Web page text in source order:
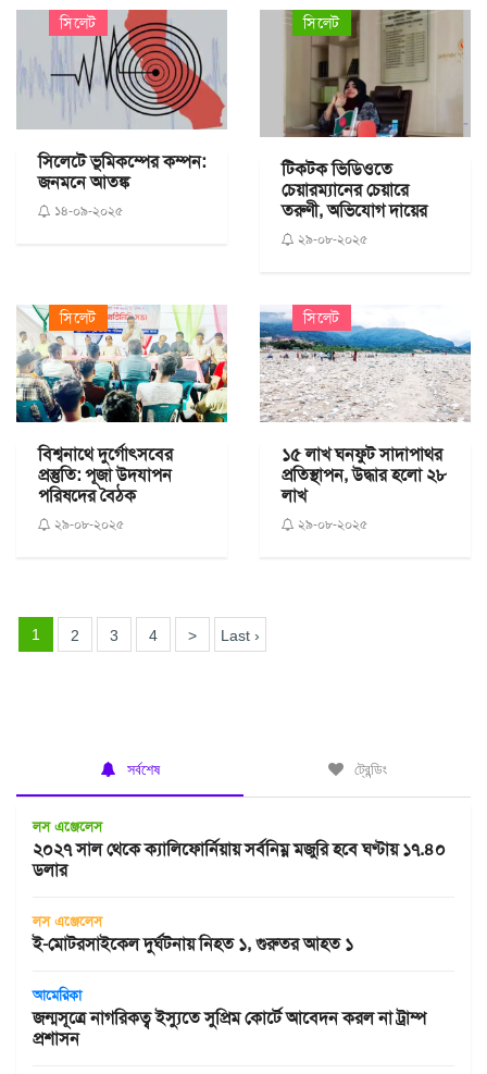
সিলেট
সিলেটে ভূমিকম্পের কম্পন:
জনমনে আতঙ্ক
১৪-০৯-২০২৫
সিলেট
টিকটক ভিডিওতে
চেয়ারম্যানের চেয়ারে
তরুণী, অভিযোগ দায়ের
২৯-০৮-২০২৫
সিলেট
বিশ্বনাথে দুর্গোৎসবের
প্রস্তুতি: পূজা উদযাপন
পরিষদের বৈঠক
২৯-০৮-২০২৫
সিলেট
১৫ লাখ ঘনফুট সাদাপাথর
প্রতিস্থাপন, উদ্ধার হলো ২৮
লাখ
২৯-০৮-২০২৫
1 2 3 4 > Last ›
সর্বশেষ ট্রেন্ডিং
লস এঞ্জেলেস
২০২৭ সাল থেকে ক্যালিফোর্নিয়ায় সর্বনিম্ন মজুরি হবে ঘণ্টায় ১৭.৪০
ডলার
লস এঞ্জেলেস
ই-মোটরসাইকেল দুর্ঘটনায় নিহত ১, গুরুতর আহত ১
আমেরিকা
জন্মসূত্রে নাগরিকত্ব ইস্যুতে সুপ্রিম কোর্টে আবেদন করল না ট্রাম্প
প্রশাসন